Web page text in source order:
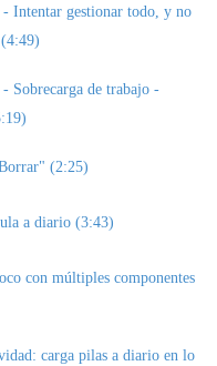
Intentar gestionar todo, y no
Sobrecarga de trabajo -
(2:25)
a diario (3:43)
con múltiples componentes
carga pilas a diario en lo